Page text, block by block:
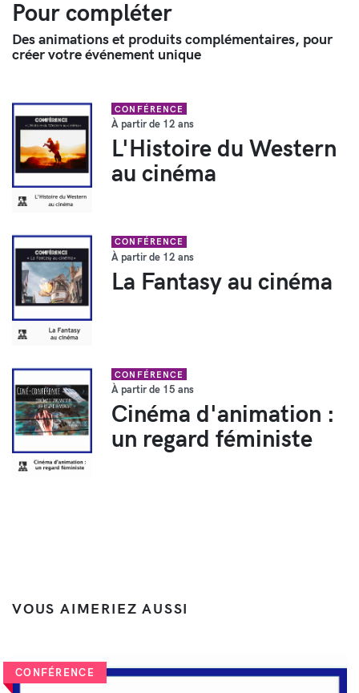
Pour compléter
Des animations et produits complémentaires, pour
créer votre événement unique
CONFÉRENCE
À partir de 12 ans
L'Histoire du Western
au cinéma
CONFÉRENCE
À partir de 12 ans
La Fantasy au cinéma
CONFÉRENCE
À partir de 15 ans
Cinéma d'animation :
un regard féministe
VOUS AIMERIEZ AUSSI
CONFÉRENCE